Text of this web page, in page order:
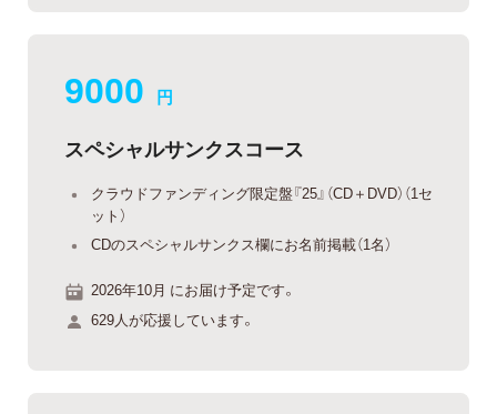
9000 円
スペシャルサンクスコース
クラウドファンディング限定盤『25』（CD＋DVD）（1セ
ット）
CDのスペシャルサンクス欄にお名前掲載（1名）
2026年10月 にお届け予定です。
629人が応援しています。